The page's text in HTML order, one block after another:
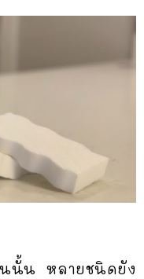
นนั้น หลายชนิดยัง